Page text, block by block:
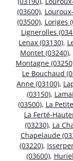
(03600),
(03500), Loriges
Lignerolles
Lenax (03130),
Montet (03240),
Montagne
Le Bouchaud
Anne (03100),
(03150),
(03500), La
La Ferté-
(03230), La
Chapelaude
(03220),
(03600),